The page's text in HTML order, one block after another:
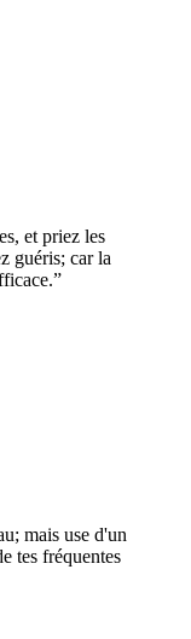
et priez les
guéris; car la
”
mais use d'un
tes fréquentes